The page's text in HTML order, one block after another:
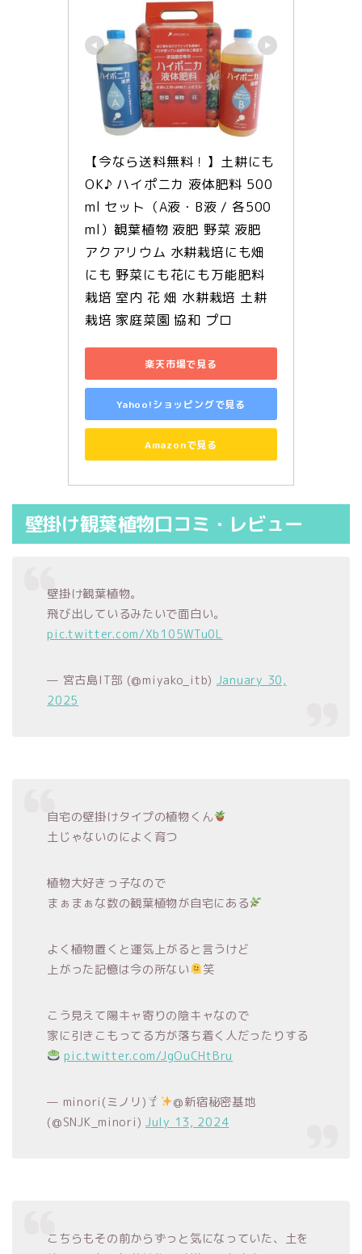
【今なら送料無料！】土耕にも
OK♪ ハイポニカ 液体肥料 500
ml セット（A液・B液 / 各500
ml）観葉植物 液肥 野菜 液肥
アクアリウム 水耕栽培にも畑
にも 野菜にも花にも万能肥料
栽培 室内 花 畑 水耕栽培 土耕
栽培 家庭菜園 協和 プロ
楽天市場で見る
Yahoo!ショッピングで見る
Amazonで見る
壁掛け観葉植物口コミ・レビュー
壁掛け観葉植物。
飛び出しているみたいで面白い。
pic.twitter.com/Xb105WTu0L
— 宮古島IT部 (@miyako_itb) January 30,
2025
自宅の壁掛けタイプの植物くん
土じゃないのによく育つ
植物大好きっ子なので
まぁまぁな数の観葉植物が自宅にある
よく植物置くと運気上がると言うけど
上がった記憶は今の所ない
笑
こう見えて陽キャ寄りの陰キャなので
家に引きこもってる方が落ち着く人だったりする
pic.twitter.com/JgOuCHtBru
— minori(ミノリ)
@新宿秘密基地
(@SNJK_minori) July 13, 2024
こちらもその前からずっと気になっていた、土を